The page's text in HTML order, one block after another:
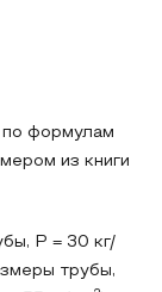
по формулам
из книги
P = 30 кг/
трубы,